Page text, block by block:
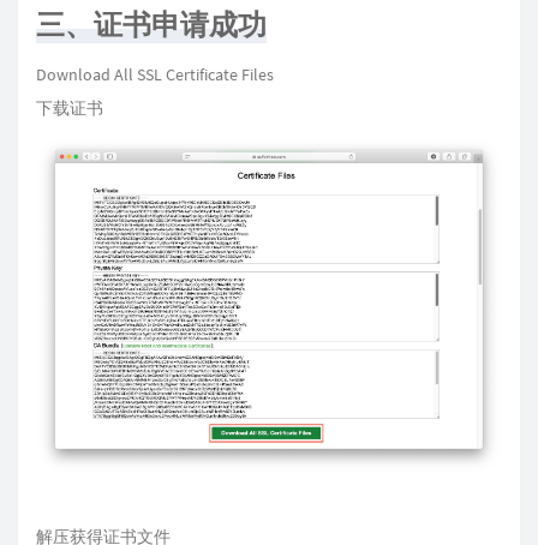
三、证书申请成功
Download All SSL Certificate Files
下载证书
解压获得证书文件